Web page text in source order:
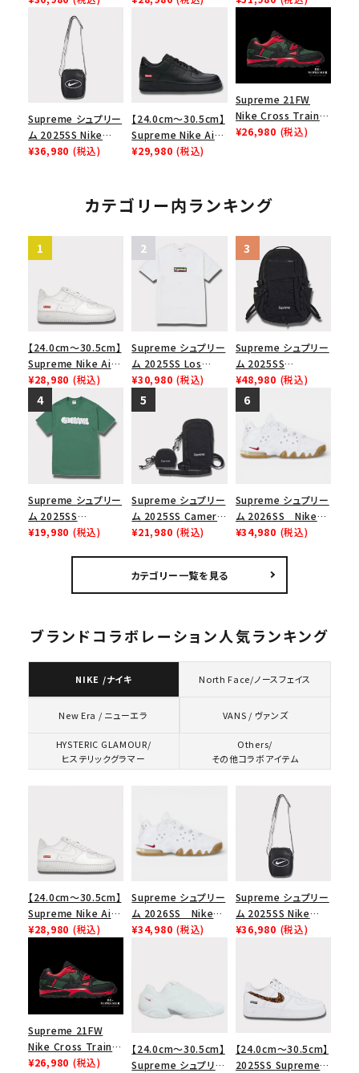
Box Logo Tee ファ
イヤーリリーフボック
スロゴTシャツ ホワ
Low AF1 シュプリー
ムグッドイナフ ナイキ
エアフォース１スニー
カー シューズ ホワイ
ト
Supreme シュプリー
ム 2025SS Nike
Leather Shoulder
¥36,980 (税込)
【24.0cm～30.5cm】
Supreme Nike Air
Force 1 Low シュプ
ューズ ブラック
¥29,980 (税込)
Supreme 21FW
Nike Cross Trainer
Low ナイキクロスト
¥26,980 (税込)
カテゴリー内ランキング
【24.0cm～30.5cm】
Supreme Nike Air
Force 1 Low シュプ
リーム ナイキエアフォ
ース１スニーカー シ
ューズ ホワイト
¥28,980 (税込)
Supreme シュプリー
ム 2025SS Los
Angeles Fire Relief
Box Logo Tee ファ
イヤーリリーフボック
スロゴTシャツ ホワ
¥30,980 (税込)
Supreme シュプリー
ム 2025SS
Backpack バックパッ
ク ブラック 黒
¥48,980 (税込)
Supreme シュプリー
ム 2025SS
Homerun Tee ホー
¥19,980 (税込)
Supreme シュプリー
ム 2025SS Camera
Bag + Mini Pouch
¥21,980 (税込)
Supreme シュプリー
ム 2026SS Nike
SB Air Max 2 CB 94
ロー SP ホワイト
¥34,980 (税込)
カテゴリー一覧を見る
ブランドコラボレーション人気ランキング
NIKE /ナイキ North Face/ノースフェイス
New Era / ニューエラ VANS / ヴァンズ
HYSTERIC GLAMOUR/
ヒステリックグラマー
Others/
その他コラボアイテム
【24.0cm～30.5cm】
Supreme Nike Air
Force 1 Low シュプ
ース１スニーカー シ
ューズ ホワイト
¥28,980 (税込)
Supreme シュプリー
ム 2026SS Nike
SB Air Max 2 CB 94
¥34,980 (税込)
Supreme シュプリー
ム 2025SS Nike
Leather Shoulder
¥36,980 (税込)
Supreme 21FW
Nike Cross Trainer
Low ナイキクロスト
¥26,980 (税込)
【24.0cm～30.5cm】
Supreme シュプリー
【24.0cm～30.5cm】
2025SS Supreme